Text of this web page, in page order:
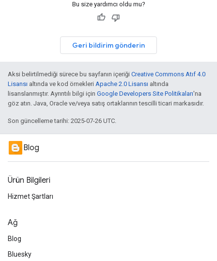
Bu size yardımcı oldu mu?
Geri bildirim gönderin
Aksi belirtilmediği sürece bu sayfanın içeriği Creative Commons Atıf 4.0
Lisansı altında ve kod örnekleri Apache 2.0 Lisansı altında
lisanslanmıştır. Ayrıntılı bilgi için Google Developers Site Politikaları'na
göz atın. Java, Oracle ve/veya satış ortaklarının tescilli ticari markasıdır.
Son güncelleme tarihi: 2025-07-26 UTC.
Blog
Ürün Bilgileri
Hizmet Şartları
Ağ
Blog
Bluesky